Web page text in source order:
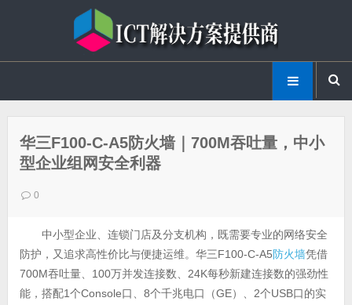
华三F100-C-A5防火墙｜700M吞吐量，中小
型企业组网安全利器
0
中小型企业、连锁门店及分支机构，既需要专业的网络安全
防护，又追求高性价比与便捷运维。华三F100-C-A5防火墙凭借
700M吞吐量、100万并发连接数、24K每秒新建连接数的强劲性
能，搭配1个Console口、8个千兆电口（GE）、2个USB口的实